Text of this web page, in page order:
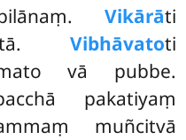
Vikārāti
Vibhāvatoti
vā pubbe.
pakatiyaṃ
muñcitvā